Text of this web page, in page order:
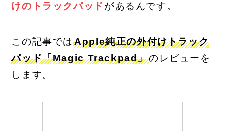
けのトラックパッドがあるんです。
この記事ではApple純正の外付けトラック
パッド「Magic Trackpad」のレビューを
します。